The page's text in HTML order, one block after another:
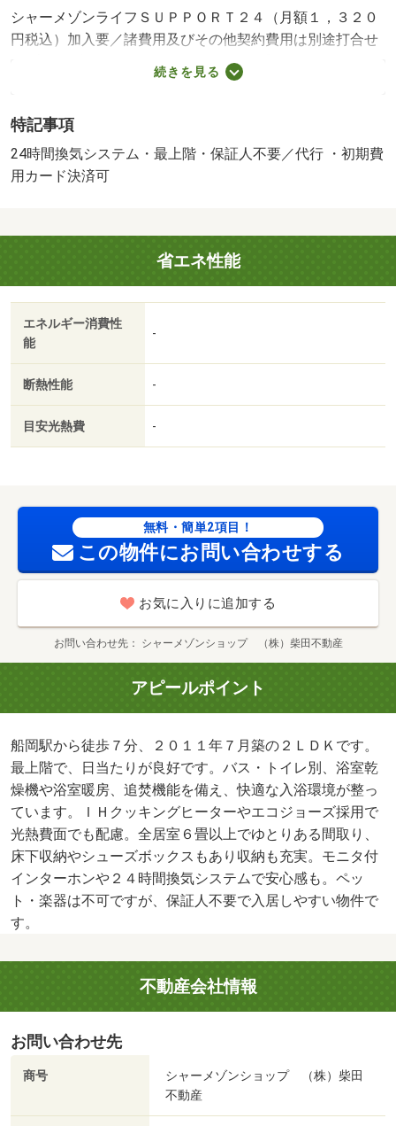
シャーメゾンライフＳＵＰＰＯＲＴ２４（月額１，３２０
円税込）加入要／諸費用及びその他契約費用は別途打合せ
／※家具や車は配置イメージであり、賃貸物件には含まれ
ません（家具家電付等を除く）。・賃貸保証等：加入要
（税込）、月額保証料：賃料等の２％、保証会社：積水ハ
ウスシャーメゾンパートナーズ）・維持費等：シャーメゾ
ンライフＳＵＰＰＯＲＴ２４月額１，３２０円／月・ＪＲ
Ｈクッキングヒーター・エアコン完備。最上階で日当たり
良好。・駐輪場：なし・仲介手数料：１．１ヶ月
続きを見る
特記事項
24時間換気システム・最上階・保証人不要／代行 ・初期費
用カード決済可
省エネ性能
エネルギー消費性
能
-
断熱性能 -
目安光熱費 -
無料・簡単2項目！
この物件にお問い合わせする
お気に入りに追加する
お問い合わせ先 シャーメゾンショップ （株）柴田不動産
アピールポイント
船岡駅から徒歩７分、２０１１年７月築の２ＬＤＫです。
最上階で、日当たりが良好です。バス・トイレ別、浴室乾
燥機や浴室暖房、追焚機能を備え、快適な入浴環境が整っ
ています。ＩＨクッキングヒーターやエコジョーズ採用で
光熱費面でも配慮。全居室６畳以上でゆとりある間取り、
床下収納やシューズボックスもあり収納も充実。モニタ付
インターホンや２４時間換気システムで安心感も。ペッ
ト・楽器は不可ですが、保証人不要で入居しやすい物件で
す。
不動産会社情報
お問い合わせ先
商号
シャーメゾンショップ （株）柴田
不動産